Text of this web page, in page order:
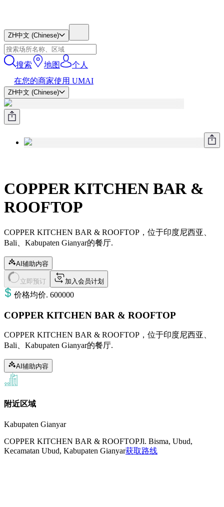
ZH中文 (Chinese)
搜索 地图
个人
在您的商家使用 UMAI
ZH中文 (Chinese)
COPPER KITCHEN BAR &
ROOFTOP
COPPER KITCHEN BAR & ROOFTOP，位于印度尼西亚、
Bali、Kabupaten Gianyar的餐厅.
AI辅助内容
立即预订 加入会员计划
价格均价. 600000
COPPER KITCHEN BAR & ROOFTOP
COPPER KITCHEN BAR & ROOFTOP，位于印度尼西亚、
Bali、Kabupaten Gianyar的餐厅.
AI辅助内容
附近区域
Kabupaten Gianyar
COPPER KITCHEN BAR & ROOFTOPJl. Bisma, Ubud,
Kecamatan Ubud, Kabupaten Gianyar获取路线